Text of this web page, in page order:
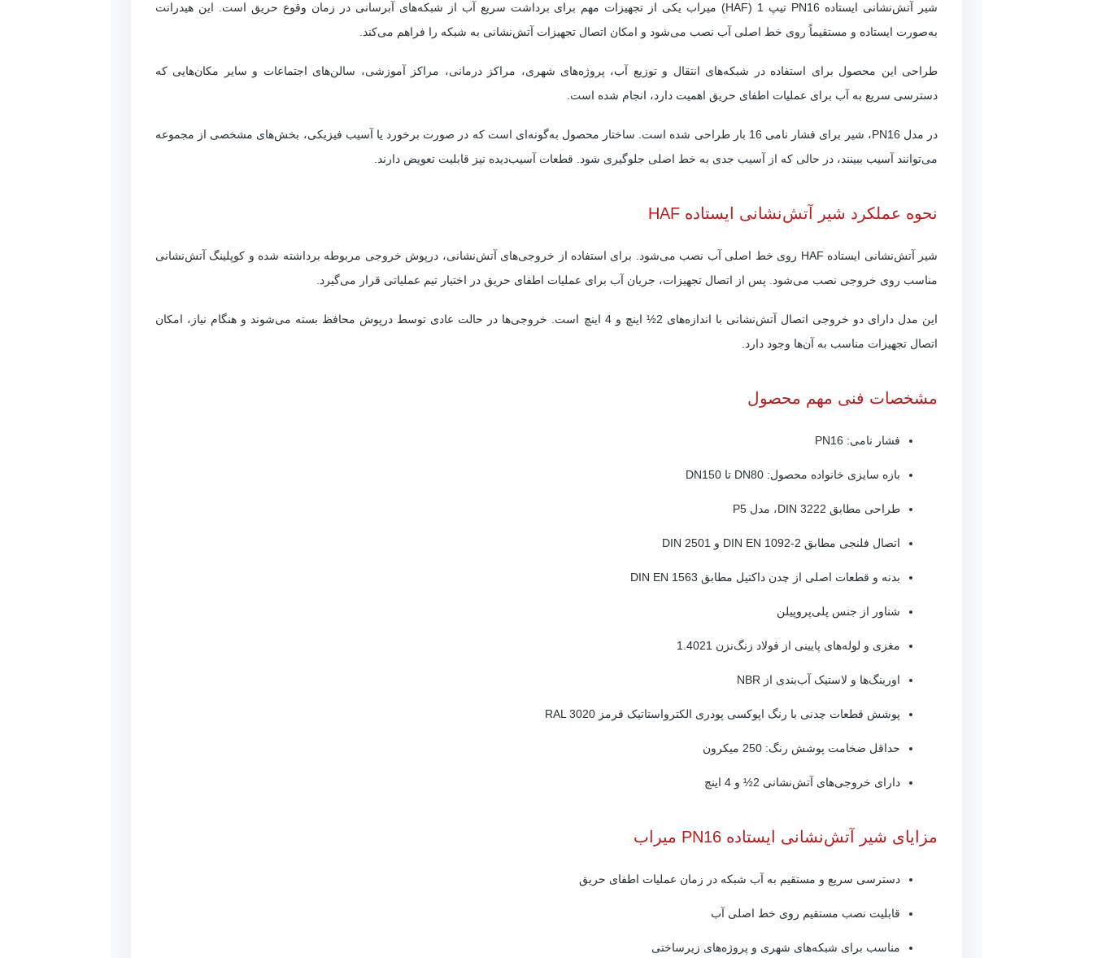
شیر آتش‌نشانی ایستاده PN16 تیپ 1 (HAF) میراب یکی از تجهیزات مهم برای برداشت سریع آب از شبکه‌های آبرسانی در زمان وقوع حریق است. این هیدرانت
به‌صورت ایستاده و مستقیماً روی خط اصلی آب نصب می‌شود و امکان اتصال تجهیزات آتش‌نشانی به شبکه را فراهم می‌کند.
طراحی این محصول برای استفاده در شبکه‌های انتقال و توزیع آب، پروژه‌های شهری، مراکز درمانی، مراکز آموزشی، سالن‌های اجتماعات و سایر مکان‌هایی که
دسترسی سریع به آب برای عملیات اطفای حریق اهمیت دارد، انجام شده است.
در مدل PN16، شیر برای فشار نامی 16 بار طراحی شده است. ساختار محصول به‌گونه‌ای است که در صورت برخورد یا آسیب فیزیکی، بخش‌های مشخصی از مجموعه
می‌توانند آسیب ببینند، در حالی که از آسیب جدی به خط اصلی جلوگیری شود. قطعات آسیب‌دیده نیز قابلیت تعویض دارند.
نحوه عملکرد شیر آتش‌نشانی ایستاده HAF
شیر آتش‌نشانی ایستاده HAF روی خط اصلی آب نصب می‌شود. برای استفاده از خروجی‌های آتش‌نشانی، درپوش خروجی مربوطه برداشته شده و کوپلینگ آتش‌نشانی
مناسب روی خروجی نصب می‌شود. پس از اتصال تجهیزات، جریان آب برای عملیات اطفای حریق در اختیار تیم عملیاتی قرار می‌گیرد.
این مدل دارای دو خروجی اتصال آتش‌نشانی با اندازه‌های 2½ اینچ و 4 اینچ است. خروجی‌ها در حالت عادی توسط درپوش محافظ بسته می‌شوند و هنگام نیاز، امکان
اتصال تجهیزات مناسب به آن‌ها وجود دارد.
مشخصات فنی مهم محصول
فشار نامی: PN16
بازه سایزی خانواده محصول: DN80 تا DN150
طراحی مطابق DIN 3222، مدل P5
اتصال فلنجی مطابق DIN EN 1092-2 و DIN 2501
بدنه و قطعات اصلی از چدن داکتیل مطابق DIN EN 1563
شناور از جنس پلی‌پروپیلن
مغزی و لوله‌های پایینی از فولاد زنگ‌نزن 1.4021
اورینگ‌ها و لاستیک آب‌بندی از NBR
پوشش قطعات چدنی با رنگ اپوکسی پودری الکترواستاتیک قرمز RAL 3020
حداقل ضخامت پوشش رنگ: 250 میکرون
دارای خروجی‌های آتش‌نشانی 2½ و 4 اینچ
مزایای شیر آتش‌نشانی ایستاده PN16 میراب
دسترسی سریع و مستقیم به آب شبکه در زمان عملیات اطفای حریق
قابلیت نصب مستقیم روی خط اصلی آب
مناسب برای شبکه‌های شهری و پروژه‌های زیرساختی